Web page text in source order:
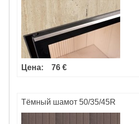
Цена: 76 €
Тёмный шамот 50/35/45R